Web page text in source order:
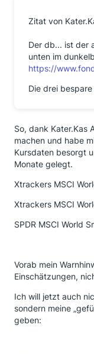
Zitat von
Der db... ist der
unten im
https://
Die drei
So, dank Kater.Kas
machen und habe
Kursdaten besorgt
Monate gelegt.
Xtrackers MSCI
Xtra­ckers MSCI
SPDR MSCI World
Vorab mein
Einschätzungen,
Ich will jetzt auch
sondern meine
geben: